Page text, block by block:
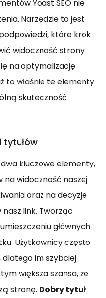
Yoast SEO nie
Narzędzie to jest
które krok
widoczność strony.
na optymalizację
to właśnie te elementy
skuteczność
tytułów
kluczowe elementy,
na widoczność naszej
oraz na decyzje
link. Tworząc
głównych
Użytkownicy często
dlatego im szybciej
większa szansa, że
stronę. Dobry tytuł